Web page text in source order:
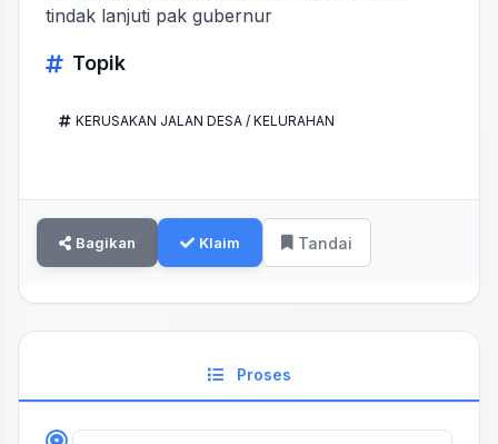
tindak lanjuti pak gubernur
Topik
KERUSAKAN JALAN DESA / KELURAHAN
Bagikan Klaim Tandai
Proses